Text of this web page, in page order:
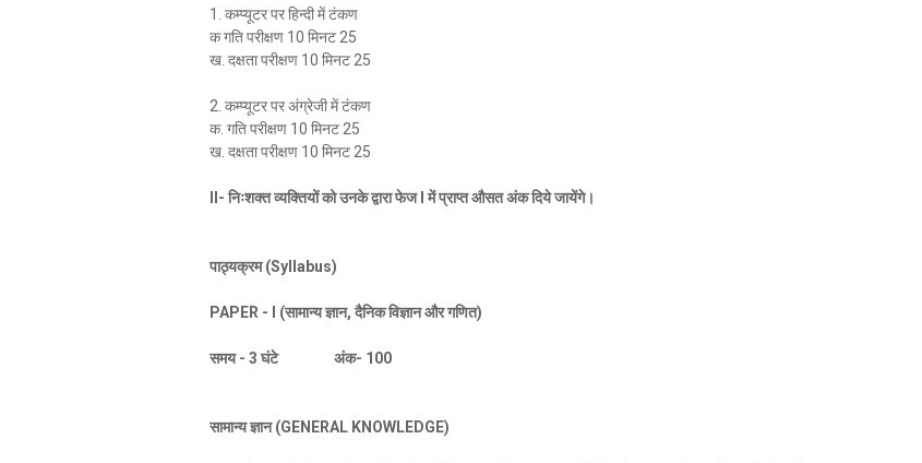
1. कम्प्यूटर पर हिन्दी में टंकण
क गति परीक्षण 10 मिनट 25
ख. दक्षता परीक्षण 10 मिनट 25
2. कम्प्यूटर पर अंग्रेजी में टंकण
क. गति परीक्षण 10 मिनट 25
ख. दक्षता परीक्षण 10 मिनट 25
II- निःशक्त व्यक्तियों को उनके द्वारा फेज I में प्राप्त औसत अंक दिये जायेंगे।
पाठ्यक्रम (Syllabus)
PAPER - I (सामान्य ज्ञान, दैनिक विज्ञान और गणित)
समय - 3 घंटे अंक- 100
सामान्य ज्ञान (GENERAL KNOWLEDGE)